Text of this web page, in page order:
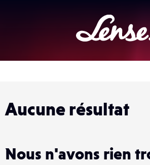
Aucune résultat
Nous n'avons rien